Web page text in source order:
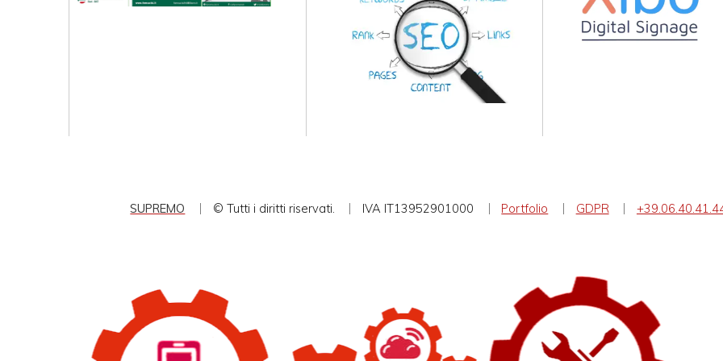
SUPREMO © Tutti i diritti riservati. IVA IT13952901000 Portfolio GDPR